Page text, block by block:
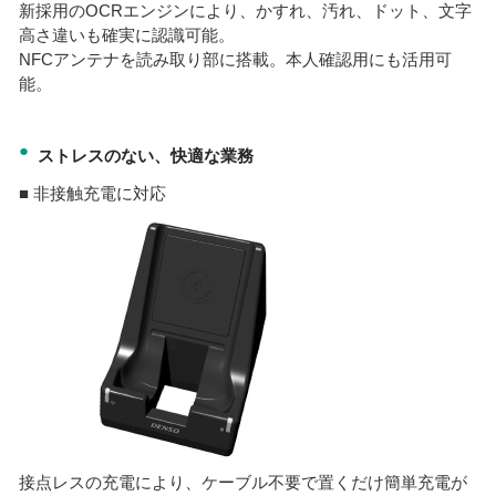
新採用のOCRエンジンにより、かすれ、汚れ、ドット、文字
高さ違いも確実に認識可能。
NFCアンテナを読み取り部に搭載。本人確認用にも活用可
能。
●
ストレスのない、快適な業務
■ 非接触充電に対応
接点レスの充電により、ケーブル不要で置くだけ簡単充電が